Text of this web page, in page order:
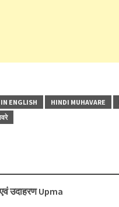
ENGLISH HINDI MUHAVARE
उदाहरण Upma